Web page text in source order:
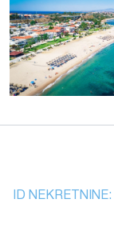
ID NEKRETNINE: